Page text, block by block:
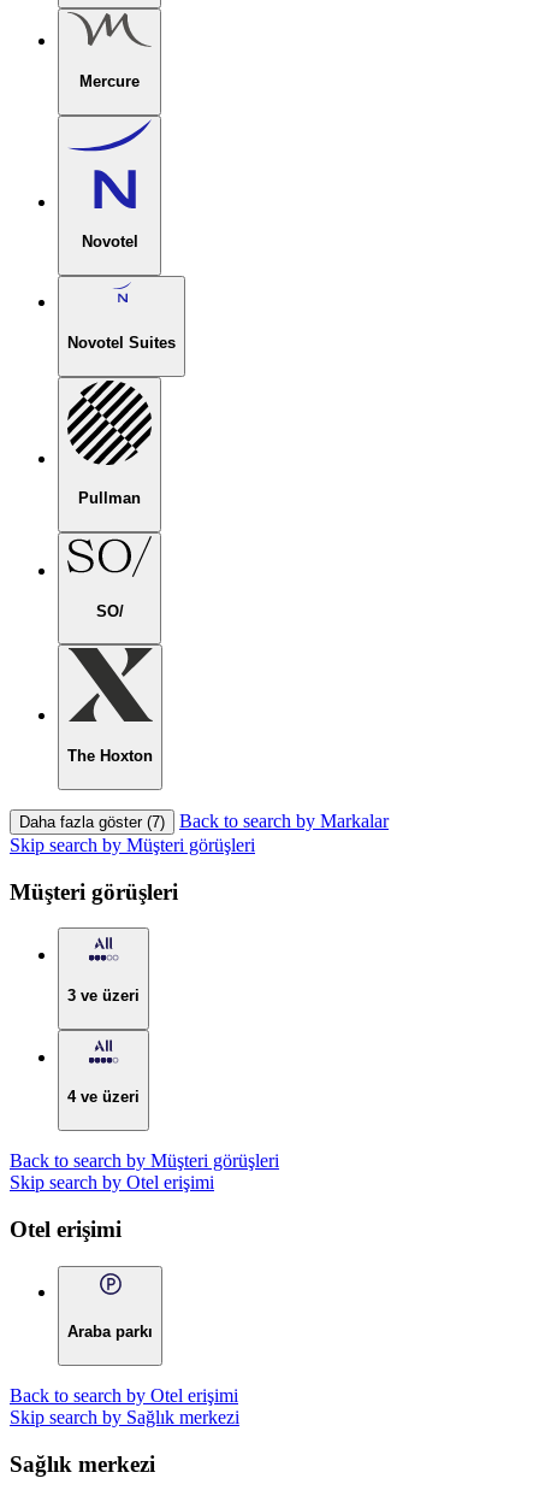
Mercure
Novotel
Novotel Suites
Pullman
SO/
The Hoxton
Daha fazla göster (7)
Back to search by Markalar
Skip search by Müşteri görüşleri
Müşteri görüşleri
3 ve üzeri
4 ve üzeri
Back to search by Müşteri görüşleri
Skip search by Otel erişimi
Otel erişimi
Araba parkı
Back to search by Otel erişimi
Skip search by Sağlık merkezi
Sağlık merkezi